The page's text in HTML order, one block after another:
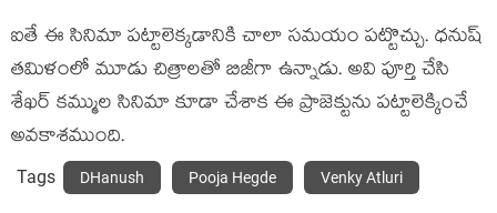
ఐతే ఈ సినిమా ప‌ట్టాలెక్క‌డానికి చాలా స‌మ‌యం ప‌ట్టొచ్చు. ధ‌నుష్
త‌మిళంలో మూడు చిత్రాల‌తో బిజీగా ఉన్నాడు. అవి పూర్తి చేసి
శేఖ‌ర్ క‌మ్ముల సినిమా కూడా చేశాక ఈ ప్రాజెక్టును ప‌ట్టాలెక్కించే
అవ‌కాశ‌ముంది.
Tags DHanush Pooja Hegde Venky Atluri